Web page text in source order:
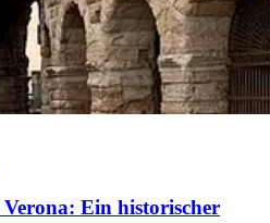
Ein historischer